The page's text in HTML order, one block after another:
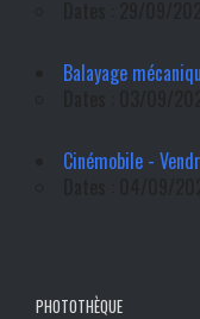
Balayage
Cinémobile -
PHOTOTHÈQUE